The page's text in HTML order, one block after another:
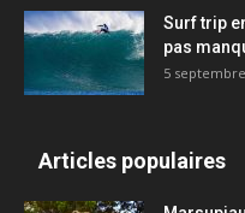
Surf trip
pas
5
Articles populaires